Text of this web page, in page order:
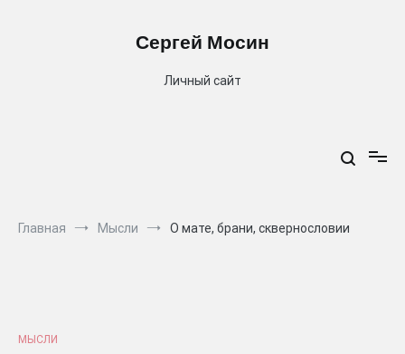
Сергей Мосин
Личный сайт
Главная Мысли О мате, брани, сквернословии
МЫСЛИ